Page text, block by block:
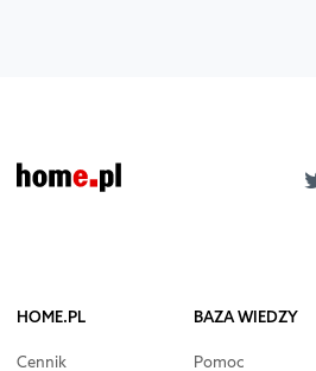
HOME.PL
Cennik
BAZA WIEDZY
Pomoc